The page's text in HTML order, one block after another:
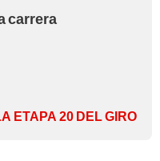
carrera
ETAPA 20 DEL GIRO